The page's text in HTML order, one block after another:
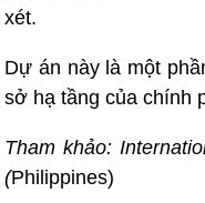
xét.
Dự án này là một
sở hạ tầng của chính
Tham khảo:
(Philippines)